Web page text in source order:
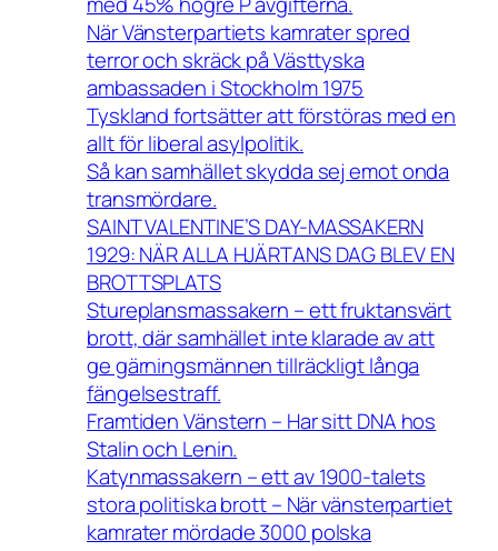
När Vänsterpartiets kamrater spred
terror och skräck på Västtyska
ambassaden i Stockholm 1975
Tyskland fortsätter att förstöras med en
allt för liberal asylpolitik.
Så kan samhället skydda sej emot onda
transmördare.
SAINT VALENTINE’S DAY-MASSAKERN
1929: NÄR ALLA HJÄRTANS DAG BLEV EN
BROTTSPLATS
Stureplansmassakern – ett fruktansvärt
brott, där samhället inte klarade av att
ge gärningsmännen tillräckligt långa
fängelsestraff.
Framtiden Vänstern – Har sitt DNA hos
Stalin och Lenin.
Katynmassakern – ett av 1900-talets
stora politiska brott – När vänsterpartiet
kamrater mördade 3000 polska